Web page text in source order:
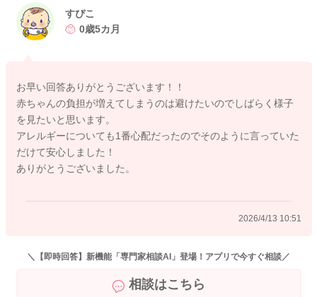
また、離乳食の開始が数週間ほど遅れても、アレルギーのリス
慣らし保育に慣れて、ミルクが少し飲めるようになったり、機
嫌の良い時間が増えてきた頃に始めると安心です。
無理のないタイミングで進めていってくださいね。
またお困りの際にはご相談ください。
どうぞよろしくお願いいたします。
すぴこ
0歳5カ月
お早い回答ありがとうございます！！
赤ちゃんの負担が増えてしまうのは避けたいのでしばらく様子
を見たいと思います。
アレルギーについても1番心配だったのでそのように言っていた
だけて安心しました！
ありがとうございました。
2026/4/13 10:51
＼【即時回答】新機能「専門家相談AI」登場！アプリで今すぐ相談／
相談はこちら